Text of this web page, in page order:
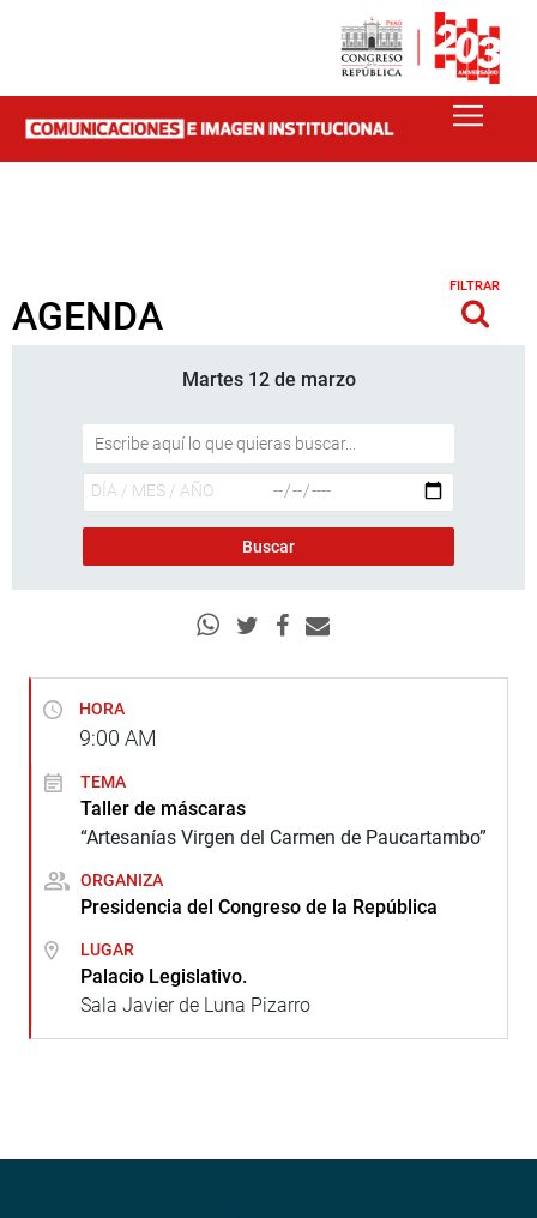
AGENDA
FILTRAR
Martes 12 de marzo
HORA
9:00 AM
TEMA
Taller de máscaras
“Artesanías Virgen del Carmen de Paucartambo”
ORGANIZA
Presidencia del Congreso de la República
LUGAR
Palacio Legislativo.
Sala Javier de Luna Pizarro